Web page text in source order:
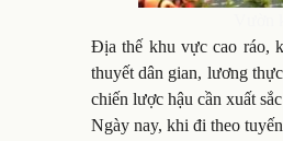
Địa thế khu vực cao ráo,
thuyết dân gian, lương
chiến lược hậu cần xuất
Ngày nay, khi đi theo